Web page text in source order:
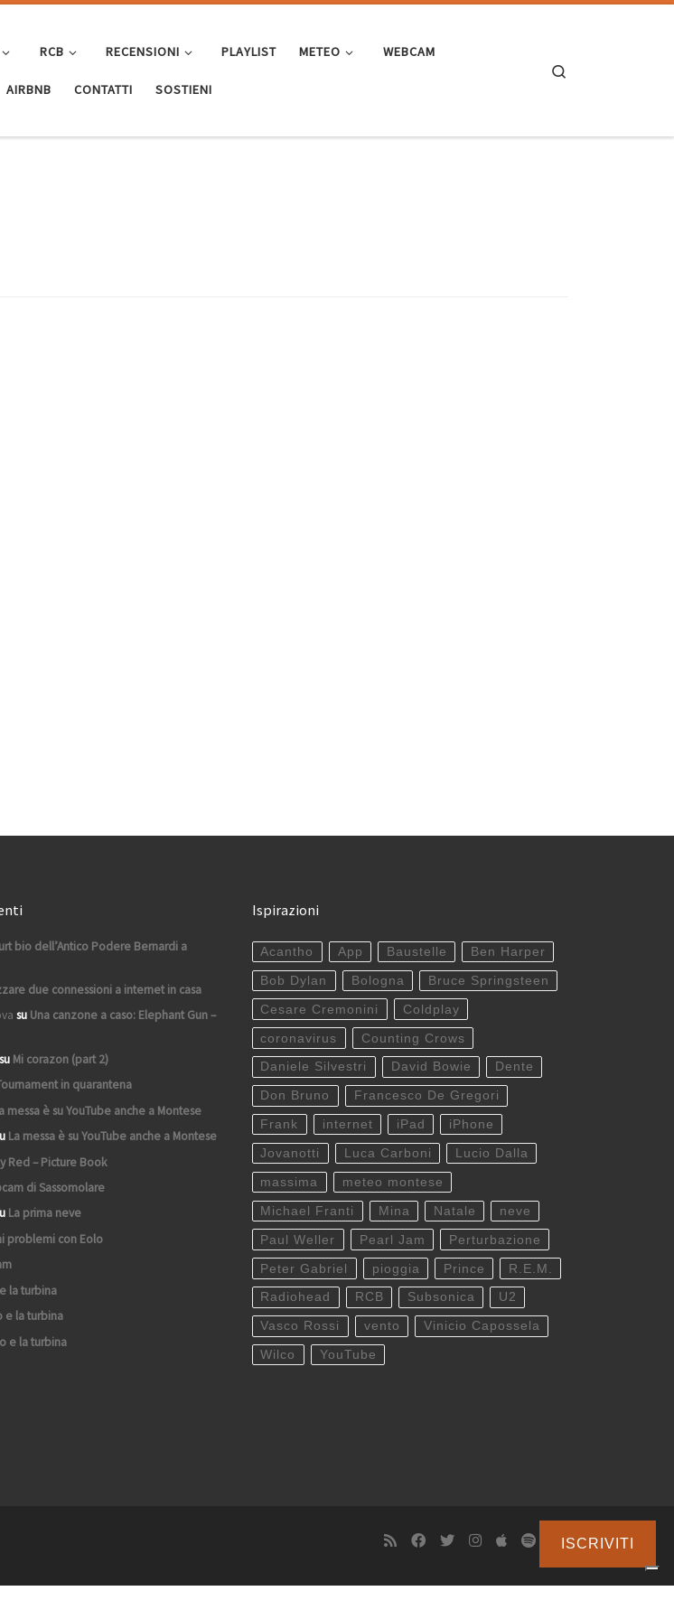
RCB RECENSIONI PLAYLIST METEO WEBCAM
AIRBNB CONTATTI SOSTIENI
bio dell’Antico Podere Bernardi a
due connessioni a internet in casa
su Una canzone a caso: Elephant Gun –
su Mi corazon (part 2)
in quarantena
messa è su YouTube anche a Montese
La messa è su YouTube anche a Montese
Red – Picture Book
di Sassomolare
La prima neve
problemi con Eolo
la turbina
e la turbina
e la turbina
Ispirazioni
Acantho App Baustelle Ben Harper
Bob Dylan Bologna Bruce Springsteen
Cesare Cremonini Coldplay
coronavirus Counting Crows
Daniele Silvestri David Bowie Dente
Don Bruno Francesco De Gregori
Frank internet iPad iPhone
Jovanotti Luca Carboni Lucio Dalla
massima meteo montese
Michael Franti Mina Natale neve
Paul Weller Pearl Jam Perturbazione
Peter Gabriel pioggia Prince R.E.M.
Radiohead RCB Subsonica U2
Vasco Rossi vento Vinicio Capossela
Wilco YouTube
ISCRIVITI